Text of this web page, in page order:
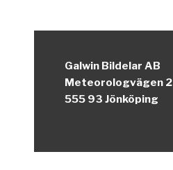
Galwin Bildelar AB
Meteorologvägen 2
555 93 Jönköping